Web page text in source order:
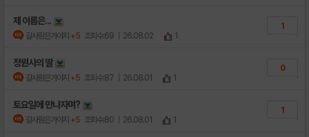
제 이름은...
갈사람은가야지 +5 조회수:69 | 26.08.02 1
1
정원사의 딸
갈사람은가야지 +5 조회수:87 | 26.08.01 1
0
토요일에 만나자며?
갈사람은가야지 +5 조회수:80 | 26.08.01 1
1